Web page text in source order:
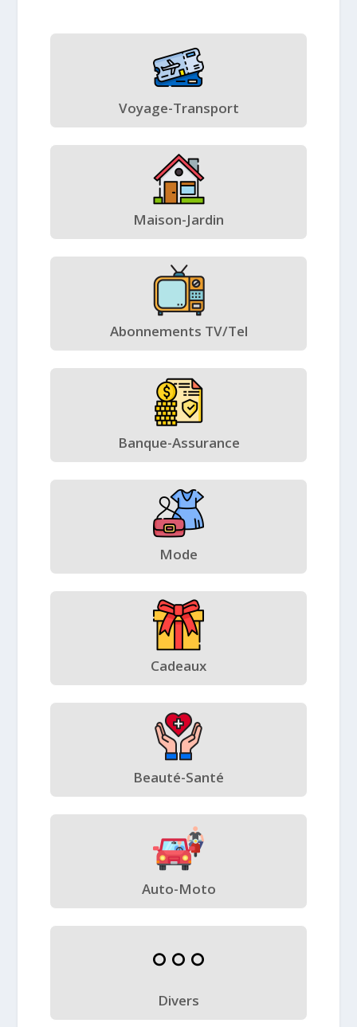
Voyage-Transport
Maison-Jardin
Abonnements TV/Tel
Banque-Assurance
Mode
Cadeaux
Beauté-Santé
Auto-Moto
Divers